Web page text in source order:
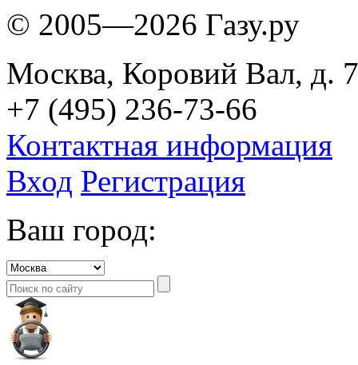
© 2005—2026 Газу.ру
Москва, Коровий Вал, д.
+7 (495) 236-73-66
Контактная информация
Вход Регистрация
Ваш город: